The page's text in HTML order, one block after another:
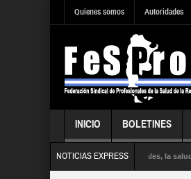
Quienes somos Autoridades
INICIO BOLETINES
NOTICIAS EXPRESS
la influenza satura los hospitales, la salud